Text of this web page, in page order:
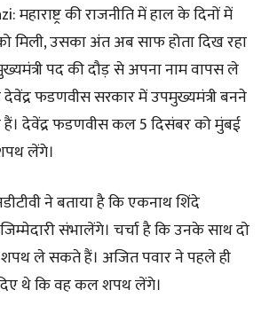
महाराष्ट्र की राजनीति में हाल के दिनों में
मिली, उसका अंत अब साफ होता दिख रहा
पद की दौड़ से अपना नाम वापस ले
फडणवीस सरकार में उपमुख्यमंत्री बनने
हैं। देवेंद्र फडणवीस कल 5 दिसंबर को मुंबई
लेंगे।
ने बताया है कि एकनाथ शिंदे
संभालेंगे। चर्चा है कि उनके साथ दो
शपथ ले सकते हैं। अजित पवार ने पहले ही
थे कि वह कल शपथ लेंगे।